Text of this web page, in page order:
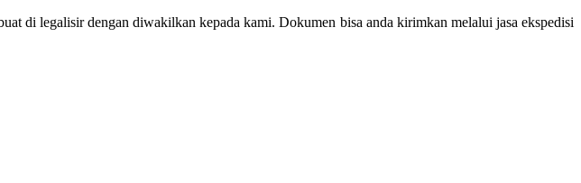
di legalisir dengan diwakilkan kepada kami. Dokumen bisa anda kirimkan melalui jasa ekspedisi